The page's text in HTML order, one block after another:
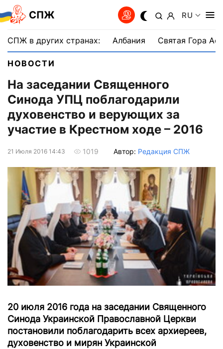
СПЖ RU
СПЖ в других странах: Албания Святая Гора
НОВОСТИ
На заседании Священного
Синода УПЦ поблагодарили
духовенство и верующих за
участие в Крестном ходе – 2016
21 Июля 2016 14:43 1019 Автор: Редакция СПЖ
20 июля 2016 года на заседании Священного
Синода Украинской Православной Церкви
постановили поблагодарить всех архиереев,
духовенство и мирян Украинской